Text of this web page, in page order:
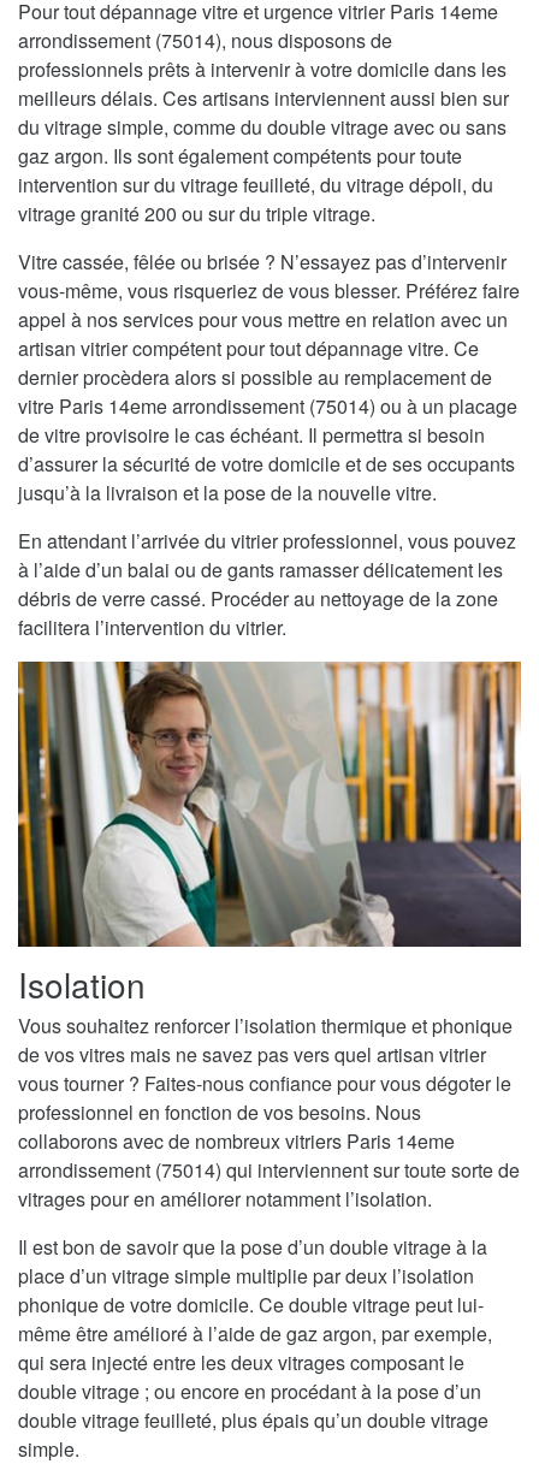
Pour tout dépannage vitre et urgence vitrier Paris 14eme
arrondissement (75014), nous disposons de
professionnels prêts à intervenir à votre domicile dans les
meilleurs délais. Ces artisans interviennent aussi bien sur
du vitrage simple, comme du double vitrage avec ou sans
gaz argon. Ils sont également compétents pour toute
intervention sur du vitrage feuilleté, du vitrage dépoli, du
vitrage granité 200 ou sur du triple vitrage.
Vitre cassée, fêlée ou brisée ? N’essayez pas d’intervenir
vous-même, vous risqueriez de vous blesser. Préférez faire
appel à nos services pour vous mettre en relation avec un
artisan vitrier compétent pour tout dépannage vitre. Ce
dernier procèdera alors si possible au remplacement de
vitre Paris 14eme arrondissement (75014) ou à un placage
de vitre provisoire le cas échéant. Il permettra si besoin
d’assurer la sécurité de votre domicile et de ses occupants
jusqu’à la livraison et la pose de la nouvelle vitre.
En attendant l’arrivée du vitrier professionnel, vous pouvez
à l’aide d’un balai ou de gants ramasser délicatement les
débris de verre cassé. Procéder au nettoyage de la zone
facilitera l’intervention du vitrier.
Isolation
Vous souhaitez renforcer l’isolation thermique et phonique
de vos vitres mais ne savez pas vers quel artisan vitrier
vous tourner ? Faites-nous confiance pour vous dégoter le
professionnel en fonction de vos besoins. Nous
collaborons avec de nombreux vitriers Paris 14eme
arrondissement (75014) qui interviennent sur toute sorte de
vitrages pour en améliorer notamment l’isolation.
Il est bon de savoir que la pose d’un double vitrage à la
place d’un vitrage simple multiplie par deux l’isolation
phonique de votre domicile. Ce double vitrage peut lui-
même être amélioré à l’aide de gaz argon, par exemple,
qui sera injecté entre les deux vitrages composant le
double vitrage ; ou encore en procédant à la pose d’un
double vitrage feuilleté, plus épais qu’un double vitrage
simple.